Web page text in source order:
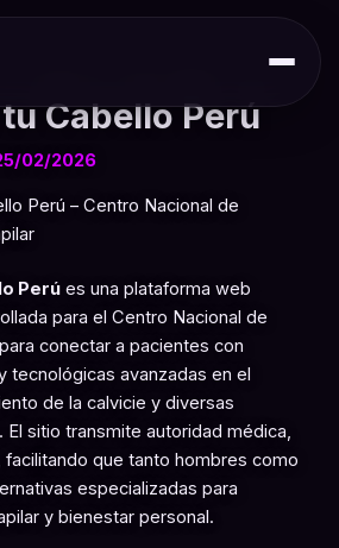
Cabello Perú
02/2026
Perú – Centro Nacional de
Perú es una plataforma web
para el Centro Nacional de
conectar a pacientes con
tecnológicas avanzadas en el
de la calvicie y diversas
El sitio transmite autoridad médica,
facilitando que tanto hombres como
especializadas para
y bienestar personal.